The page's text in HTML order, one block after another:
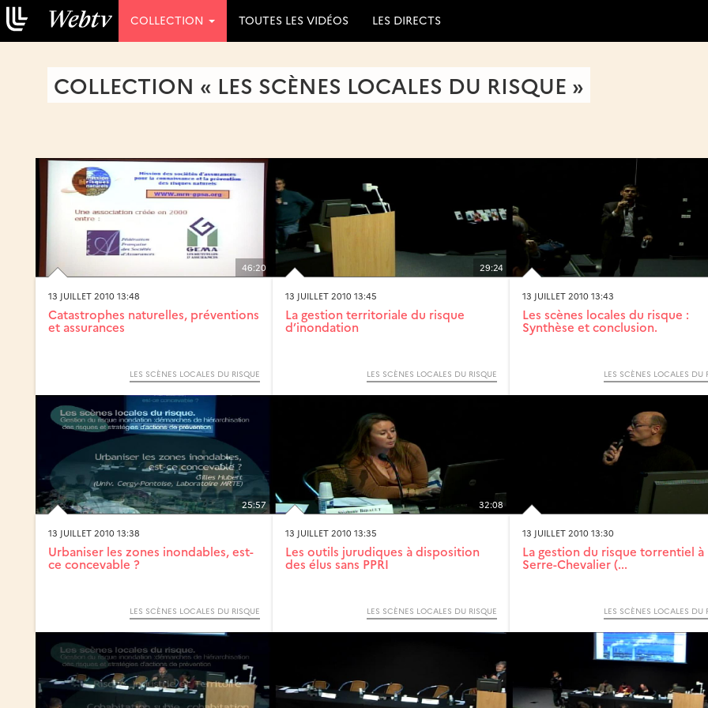
COLLECTION TOUTES LES VIDÉOS LES DIRECTS
COLLECTION « LES SCÈNES LOCALES DU RISQUE »
46:20
13 JUILLET 2010 13:48
Catastrophes naturelles, préventions
et assurances
LES SCÈNES LOCALES DU RISQUE
29:24
13 JUILLET 2010 13:45
La gestion territoriale du risque
d’inondation
LES SCÈNES LOCALES DU RISQUE
13 JUILLET 2010 13:43
Les scènes locales du risque :
Synthèse et conclusion.
LES SCÈNES LOCALES DU
25:57
13 JUILLET 2010 13:38
Urbaniser les zones inondables, est-
ce concevable ?
LES SCÈNES LOCALES DU RISQUE
32:08
13 JUILLET 2010 13:35
Les outils jurudiques à disposition
des élus sans PPRI
LES SCÈNES LOCALES DU RISQUE
13 JUILLET 2010 13:30
La gestion du risque torrentiel à
Serre-Chevalier (...
LES SCÈNES LOCALES DU